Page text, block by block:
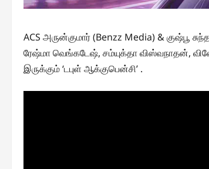
ACS அருன்குமார் (Benzz Media) & குஷ்பூ
ரேஷ்மா வெங்கடேஷ், சம்யுக்தா விஸ்வநாதன்,
இருக்கும் ‘டபுள் ஆக்குபென்சி’ .